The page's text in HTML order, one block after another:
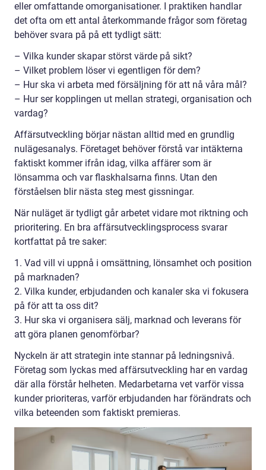
eller omfattande omorganisationer. I praktiken handlar
det ofta om ett antal återkommande frågor som företag
behöver svara på på ett tydligt sätt:
– Vilka kunder skapar störst värde på sikt?
– Vilket problem löser vi egentligen för dem?
– Hur ska vi arbeta med försäljning för att nå våra mål?
– Hur ser kopplingen ut mellan strategi, organisation och
vardag?
Affärsutveckling börjar nästan alltid med en grundlig
nulägesanalys. Företaget behöver förstå var intäkterna
faktiskt kommer ifrån idag, vilka affärer som är
lönsamma och var flaskhalsarna finns. Utan den
förståelsen blir nästa steg mest gissningar.
När nuläget är tydligt går arbetet vidare mot riktning och
prioritering. En bra affärsutvecklingsprocess svarar
kortfattat på tre saker:
1. Vad vill vi uppnå i omsättning, lönsamhet och position
på marknaden?
2. Vilka kunder, erbjudanden och kanaler ska vi fokusera
på för att ta oss dit?
3. Hur ska vi organisera sälj, marknad och leverans för
att göra planen genomförbar?
Nyckeln är att strategin inte stannar på ledningsnivå.
Företag som lyckas med affärsutveckling har en vardag
där alla förstår helheten. Medarbetarna vet varför vissa
kunder prioriteras, varför erbjudanden har förändrats och
vilka beteenden som faktiskt premieras.